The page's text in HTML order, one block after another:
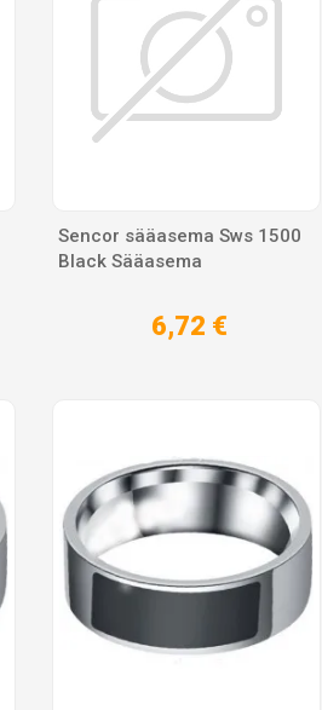
Sencor sääasema Sws 1500
Black Sääasema
6,72 €